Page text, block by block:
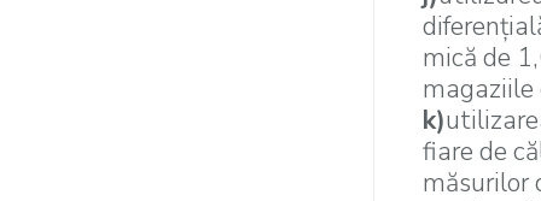
mică de
k)
fiare de
măsurilor